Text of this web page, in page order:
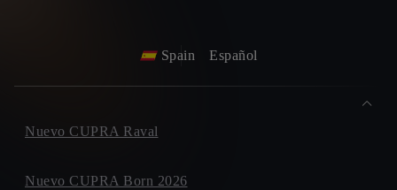
Spain Español
Nuevo CUPRA Raval
Nuevo CUPRA Born 2026